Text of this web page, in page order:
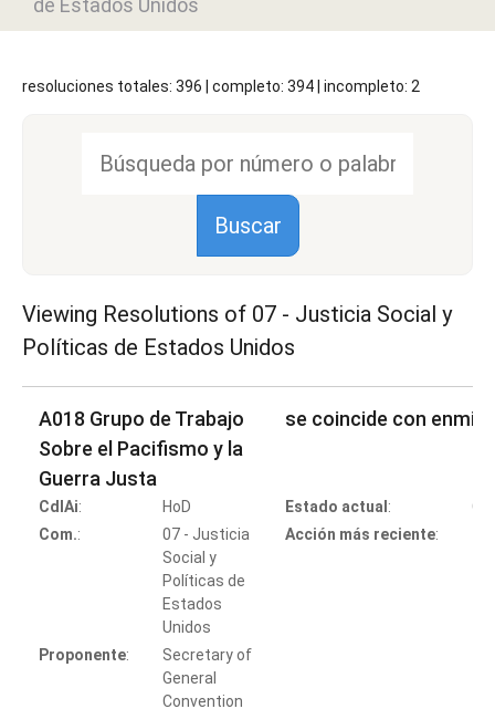
de Estados Unidos
resoluciones totales: 396 | completo: 394 | incompleto: 2
Viewing Resolutions of 07 - Justicia Social y
Políticas de Estados Unidos
A018 Grupo de Trabajo
Sobre el Pacifismo y la
Guerra Justa
se coincide con
CdlAi:
HoD
Com.:
07 - Justicia
Social y
Políticas de
Estados
Unidos
Proponente:
Secretary of
General
Convention
Estado actual :
Acción más reciente: